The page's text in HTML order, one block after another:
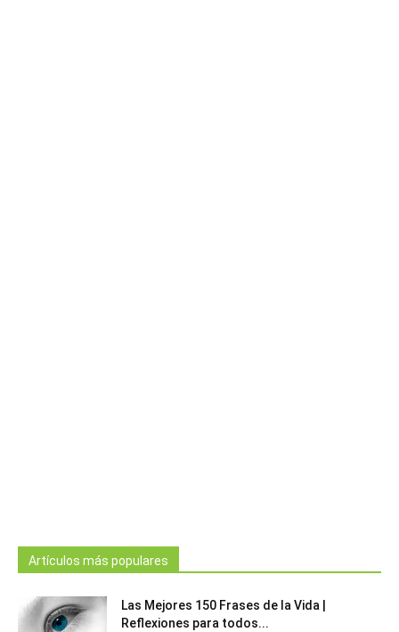
Artículos más populares
Las Mejores 150 Frases de la Vida |
Reflexiones para todos...